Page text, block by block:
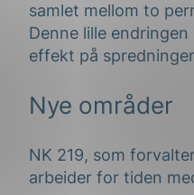
samlet mellom to
Denne lille
effekt på
Nye områder
NK 219, som
arbeider for tiden